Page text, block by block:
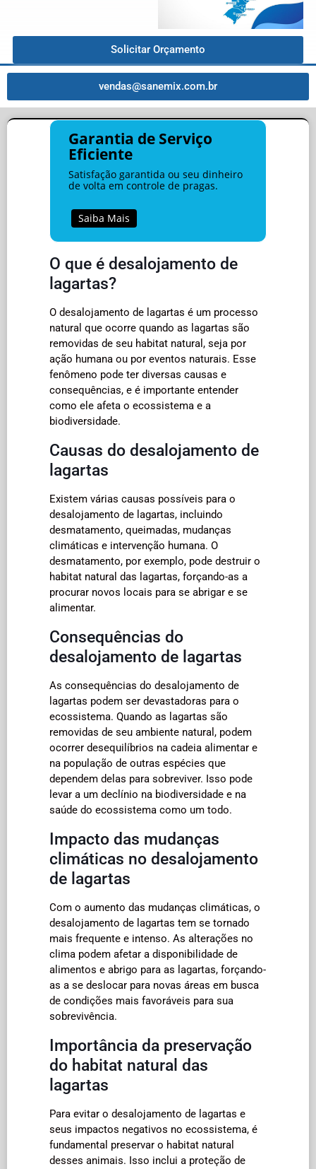
Solicitar Orçamento
vendas@sanemix.com.br
Garantia de Serviço
Eficiente
Satisfação garantida ou seu dinheiro
de volta em controle de pragas.
Saiba Mais
O que é desalojamento de
lagartas?
O desalojamento de lagartas é um processo
natural que ocorre quando as lagartas são
removidas de seu habitat natural, seja por
ação humana ou por eventos naturais. Esse
fenômeno pode ter diversas causas e
consequências, e é importante entender
como ele afeta o ecossistema e a
biodiversidade.
Causas do desalojamento de
lagartas
Existem várias causas possíveis para o
desalojamento de lagartas, incluindo
desmatamento, queimadas, mudanças
climáticas e intervenção humana. O
desmatamento, por exemplo, pode destruir o
habitat natural das lagartas, forçando-as a
procurar novos locais para se abrigar e se
alimentar.
Consequências do
desalojamento de lagartas
As consequências do desalojamento de
lagartas podem ser devastadoras para o
ecossistema. Quando as lagartas são
removidas de seu ambiente natural, podem
ocorrer desequilíbrios na cadeia alimentar e
na população de outras espécies que
dependem delas para sobreviver. Isso pode
levar a um declínio na biodiversidade e na
saúde do ecossistema como um todo.
Impacto das mudanças
climáticas no desalojamento
de lagartas
Com o aumento das mudanças climáticas, o
desalojamento de lagartas tem se tornado
mais frequente e intenso. As alterações no
clima podem afetar a disponibilidade de
alimentos e abrigo para as lagartas, forçando-
as a se deslocar para novas áreas em busca
de condições mais favoráveis para sua
sobrevivência.
Importância da preservação
do habitat natural das
lagartas
Para evitar o desalojamento de lagartas e
seus impactos negativos no ecossistema, é
fundamental preservar o habitat natural
desses animais. Isso inclui a proteção de